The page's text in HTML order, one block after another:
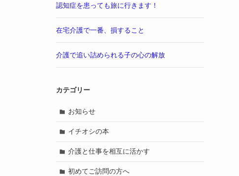
認知症を患っても旅に行きます！
在宅介護で一番、損すること
介護で追い詰められる子の心の解放
カテゴリー
お知らせ
イチオシの本
介護と仕事を相互に活かす
初めてご訪問の方へ